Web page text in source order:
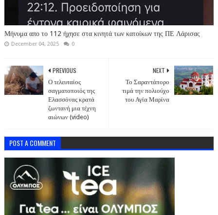
Μήνυμα απο το 112 ήχησε στα κινητά των κατοίκων της ΠΕ Λάρισας
December 04, 2025 0
NEXT
Το Σαραντάπορο
τιμά την πολιούχο
του Αγία Μαρίνα
PREVIOUS
Ο τελευταίος
σαγματοποιός της
Ελασσόνας κρατά
ζωντανή μια τέχνη
αιώνων (video)
POST A COMMENT